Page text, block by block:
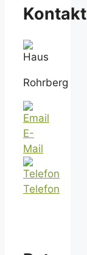
Kontakt
Rohrberg
E-
Mail
Telefon